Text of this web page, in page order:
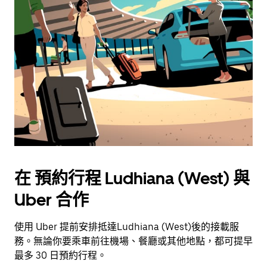
在 預約行程 Ludhiana (West) 與
Uber 合作
使用 Uber 提前安排抵達Ludhiana (West)後的接載服
務。無論你要乘車前往機場、餐廳或其他地點，都可提早
最多 30 日預約行程。